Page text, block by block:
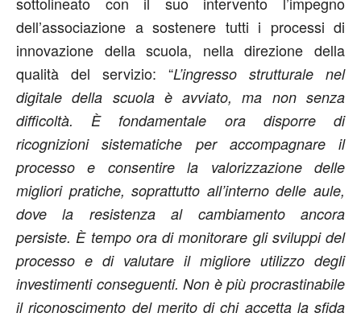
dell’associazione a sostenere tutti i processi di
innovazione della scuola, nella direzione della
qualità del servizio: “L’ingresso strutturale nel
digitale della scuola è avviato, ma non senza
difficoltà. È fondamentale ora disporre di
ricognizioni sistematiche per accompagnare il
processo e consentire la valorizzazione delle
migliori pratiche, soprattutto all’interno delle aule,
dove la resistenza al cambiamento ancora
persiste. È tempo ora di monitorare gli sviluppi del
processo e di valutare il migliore utilizzo degli
investimenti conseguenti. Non è più procrastinabile
il riconoscimento del merito di chi accetta la sfida